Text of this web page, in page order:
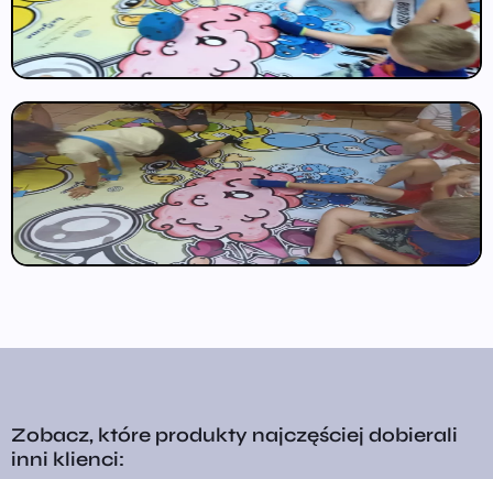
Zobacz, które produkty najczęściej dobierali
inni klienci: